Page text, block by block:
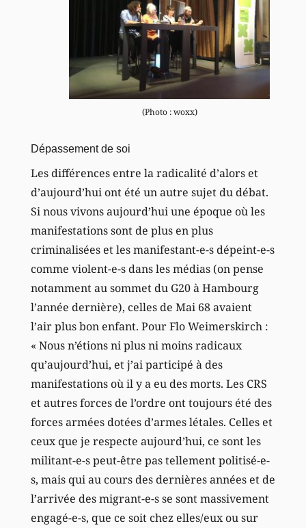
(Photo : woxx)
Dépassement de soi
Les différences entre la radicalité d’alors et
d’aujourd’hui ont été un autre sujet du débat.
Si nous vivons aujourd’hui une époque où les
manifestations sont de plus en plus
criminalisées et les manifestant-e-s dépeint-e-s
comme violent-e-s dans les médias (on pense
notamment au sommet du G20 à Hambourg
l’année dernière), celles de Mai 68 avaient
l’air plus bon enfant. Pour Flo Weimerskirch :
« Nous n’étions ni plus ni moins radicaux
qu’aujourd’hui, et j’ai participé à des
manifestations où il y a eu des morts. Les CRS
et autres forces de l’ordre ont toujours été des
forces armées dotées d’armes létales. Celles et
ceux que je respecte aujourd’hui, ce sont les
militant-e-s peut-être pas tellement politisé-e-
s, mais qui au cours des dernières années et de
l’arrivée des migrant-e-s se sont massivement
engagé-e-s, que ce soit chez elles/eux ou sur